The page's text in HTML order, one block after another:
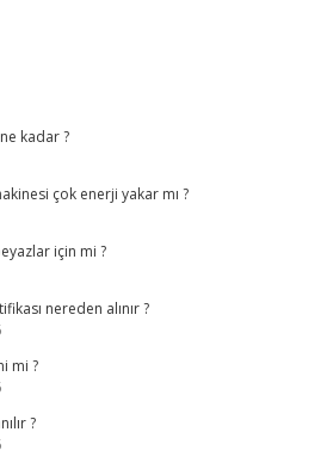
kadar ?
çok enerji yakar mı ?
için mi ?
nereden alınır ?
mi ?
?